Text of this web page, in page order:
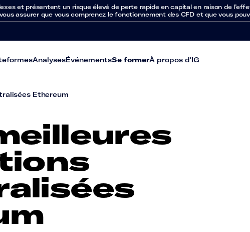
et présentent un risque élevé de perte rapide en capital en raison de
assurer que vous comprenez le fonctionnement des CFD et que vous
AnalysesÉvénementsSe formerÀ propos d'IG
Ethereum